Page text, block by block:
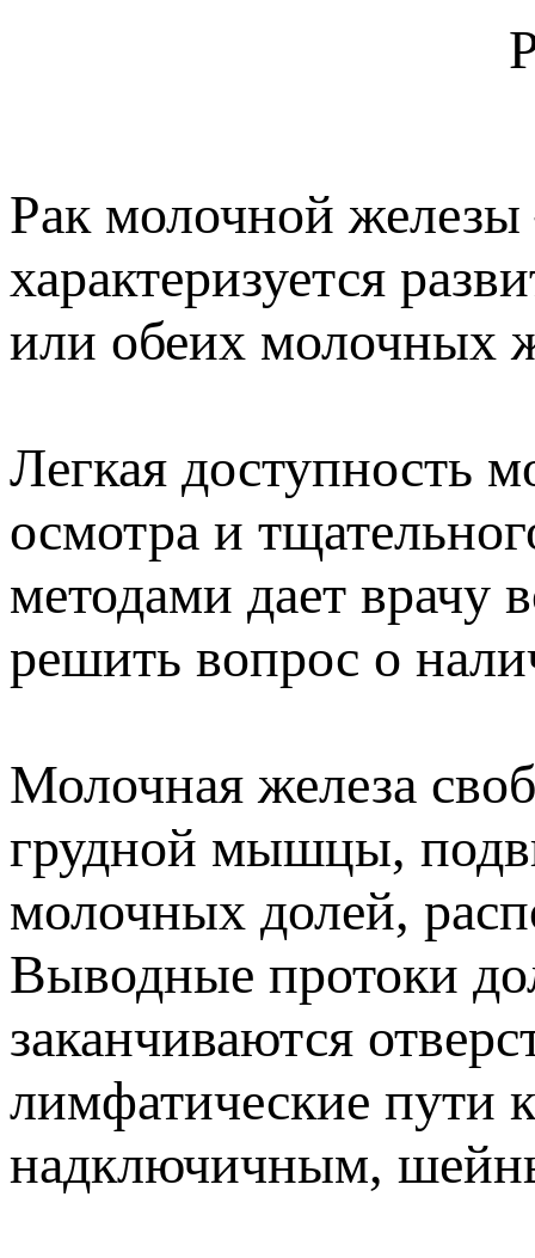
Рак молочной железы
характеризуется
или обеих молочных
Легкая доступность
осмотра и
методами дает врачу
решить вопрос о
Молочная железа
грудной мышцы,
молочных долей,
Выводные протоки
заканчиваются
лимфатические
надключичным,